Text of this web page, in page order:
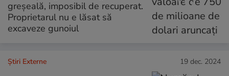
greșeală, imposibil de recuperat.
Proprietarul nu e lăsat să
excaveze gunoiul
Știri Externe 19 dec. 2024